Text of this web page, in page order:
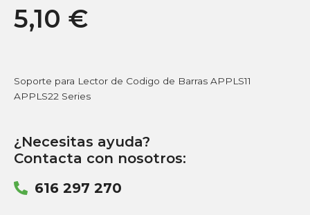
5,10 €
Soporte para Lector de Codigo de Barras APPLS11
APPLS22 Series
¿Necesitas ayuda?
Contacta con nosotros:
616 297 270